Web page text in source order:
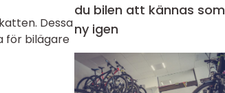
Dessa
för bilägare
du bilen att kännas som
ny igen